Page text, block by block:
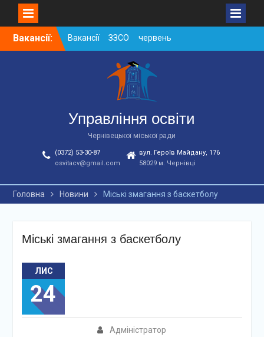
SkipВакансії:
Вакансії ЗЗСО червень
2026
Вакансії у ЗДО та
дошкільних підрозділах
ЗЗСО станом на
01.08.2026 р.
Вакансії ЗЗСО серпень
2026
Управління освіти
Чернівецької міської ради
(0372) 53-30-87
osvitacv@gmail.com
вул. Героїв Майдану, 176
58029 м. Чернівці
Головна Новини Міські змагання з баскетболу
Міські змагання з баскетболу
ЛИС
24
Адміністратор